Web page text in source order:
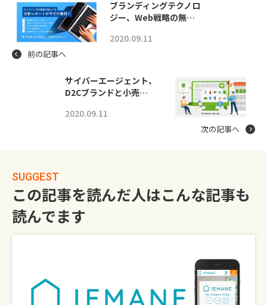
ブランディングテクノロ
ジー、Web戦略の無…
2020.09.11
前の記事へ
サイバーエージェント、
D2Cブランドと小売…
2020.09.11
次の記事へ
SUGGEST
この記事を読んだ人はこんな記事も
読んでます